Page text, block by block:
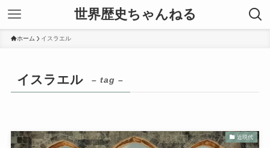
世界歴史ちゃんねる
ホーム イスラエル
イスラエル – tag –
近現代